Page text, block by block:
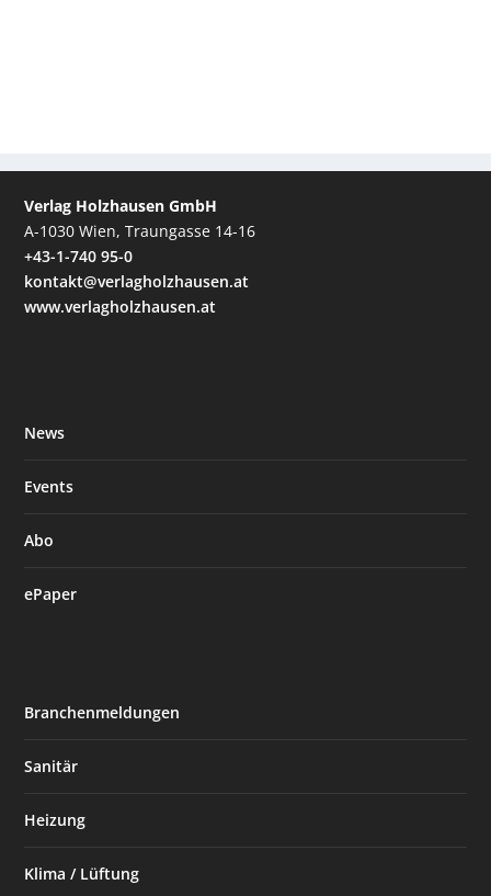
Verlag Holzhausen GmbH
A-1030 Wien, Traungasse 14-16
+43-1-740 95-0
kontakt@verlagholzhausen.at
www.verlagholzhausen.at
News
Events
Abo
ePaper
Branchenmeldungen
Sanitär
Heizung
Klima / Lüftung